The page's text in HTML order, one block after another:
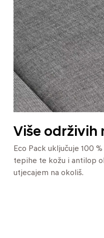
Više održivih
Eco Pack uključuje 100
tepihe te kožu i antilop
utjecajem na okoliš.